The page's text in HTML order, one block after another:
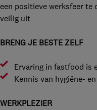
een positieve werksfeer te
veilig uit
BRENG JE BESTE ZELF
Ervaring in fastfood is
Kennis van hygiëne-
WERKPLEZIER